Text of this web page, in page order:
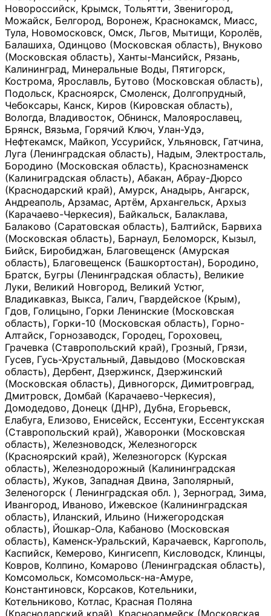
Новороссийск, Крымск, Тольятти, Звенигород,
Можайск, Белгород, Воронеж, Краснокамск, Миасс,
Тула, Новомосковск, Омск, Льгов, Мытищи, Королёв,
Балашиха, Одинцово (Московская область), Внуково
(Московская область), Ханты-Мансийск, Рязань,
Калининград, Минеральные Воды, Пятигорск,
Кострома, Ярославль, Бутово (Московская область),
Подольск, Красноярск, Смоленск, Долгопрудный,
Чебоксары, Канск, Киров (Кировская область),
Вологда, Владивосток, Обнинск, Малоярославец,
Брянск, Вязьма, Горячий Ключ, Улан-Удэ,
Нефтекамск, Майкоп, Уссурийск, Ульяновск, Гатчина,
Луга (Ленинградская область), Надым, Электросталь,
Бородино (Московская область), Краснознаменск
(Калиниградская область), Абакан, Абрау-Дюрсо
(Краснодарский край), Амурск, Анадырь, Ангарск,
Андреаполь, Арзамас, Артём, Архангельск, Архыз
(Карачаево-Черкесия), Байкальск, Балаклава,
Балаково (Саратовская область), Балтийск, Барвиха
(Московская область), Барнаул, Беломорск, Кызыл,
Бийск, Биробиджан, Благовещенск (Амурская
область), Благовещенск (Башкортостан), Бородино,
Братск, Бугры (Ленинградская область), Великие
Луки, Великий Новгород, Великий Устюг,
Владикавказ, Выкса, Галич, Гвардейское (Крым),
Гдов, Голицыно, Горки Ленинские (Московская
область), Горки-10 (Московская область), Горно-
Алтайск, Горнозаводск, Городец, Гороховец,
Грачевка (Ставропольский край), Грозный, Грязи,
Гусев, Гусь-Хрустальный, Давыдово (Московская
область), Дербент, Дзержинск, Дзержинский
(Московская область), Дивногорск, Димитровград,
Дмитровск, Домбай (Карачаево-Черкесия),
Домодедово, Донецк (ДНР), Дубна, Егорьевск,
Елабуга, Елизово, Енисейск, Ессентуки, Ессентукская
(Ставропольский край), Жаворонки (Московская
область), Железноводск, Железногорск
(Красноярский край), Железногорск (Курская
область), Железнодорожный (Калининградская
область), Жуков, Западная Двина, Заполярный,
Зеленогорск ( Ленинградская обл. ), Зерноград, Зима,
Ивангород, Иваново, Ижевское (Калининградская
область), Иланский, Ильино (Нижегородская
область), Йошкар-Ола, Кабаново (Московская
область), Каменск-Уральский, Карачаевск, Каргополь,
Каспийск, Кемерово, Кингисепп, Кисловодск, Клинцы,
Ковров, Колпино, Комарово (Ленинградская область),
Комсомольск, Комсомольск-на-Амуре,
Константиновск, Корсаков, Котельники,
Котельниково, Котлас, Красная Поляна
(Краснодарский край), Красноармейск (Московская